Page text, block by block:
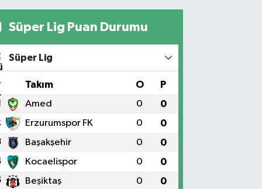
Süper Lig Puan Durumu
Süper Lig
Takım O P
Amed 0 0
Erzurumspor FK 0 0
Başakşehir 0 0
Kocaelispor 0 0
Beşiktaş 0 0